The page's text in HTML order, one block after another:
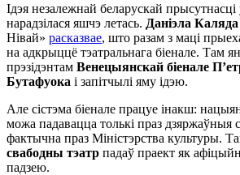
Ідэя незалежнай беларускай
нарадзілася яшчэ летась. Даніэла Каляда
Нівай» расказвае, што разам з маці
на адкрыццё тэатральнага біенале. Там
прэзідэнтам Венецыянскай біенале
Бутафуока і запітчылі яму ідэю.
Але сістэма біенале працуе інакш:
можа падавацца толькі праз
фактычна праз Міністэрства культуры.
свабодны тэатр падаў праект як
падзею.